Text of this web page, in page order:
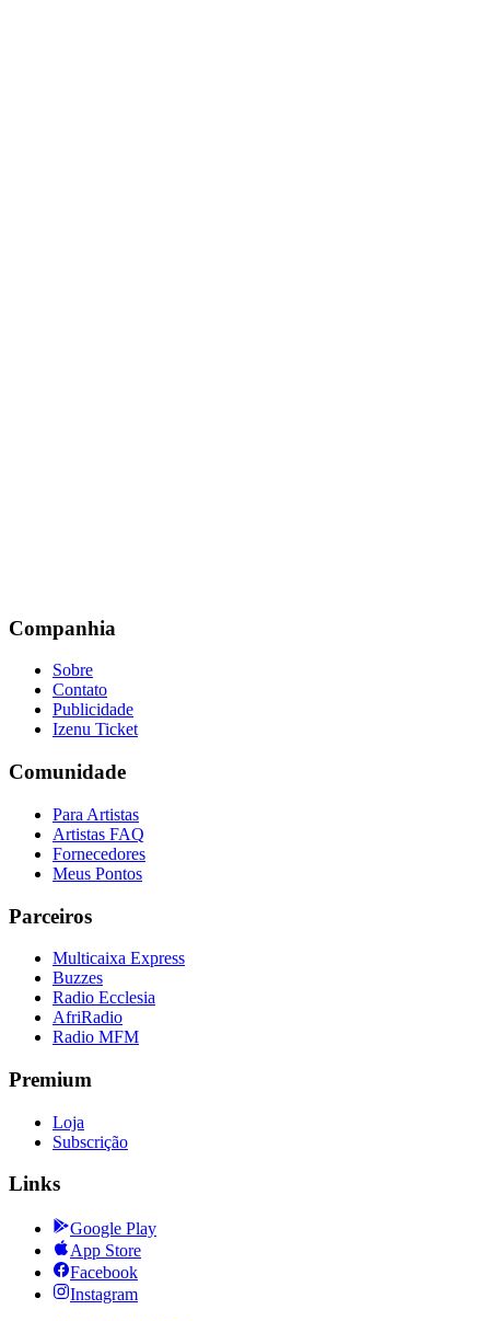
Companhia
Sobre
Contato
Publicidade
Izenu Ticket
Comunidade
Para Artistas
Artistas FAQ
Fornecedores
Meus Pontos
Parceiros
Multicaixa Express
Buzzes
Radio Ecclesia
AfriRadio
Radio MFM
Premium
Loja
Subscrição
Links
Google Play
App Store
Facebook
Instagram